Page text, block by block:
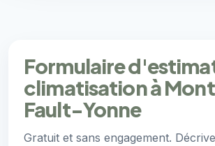
Formulaire
climatisation à
Fault-Yonne
Gratuit et sans engagement.